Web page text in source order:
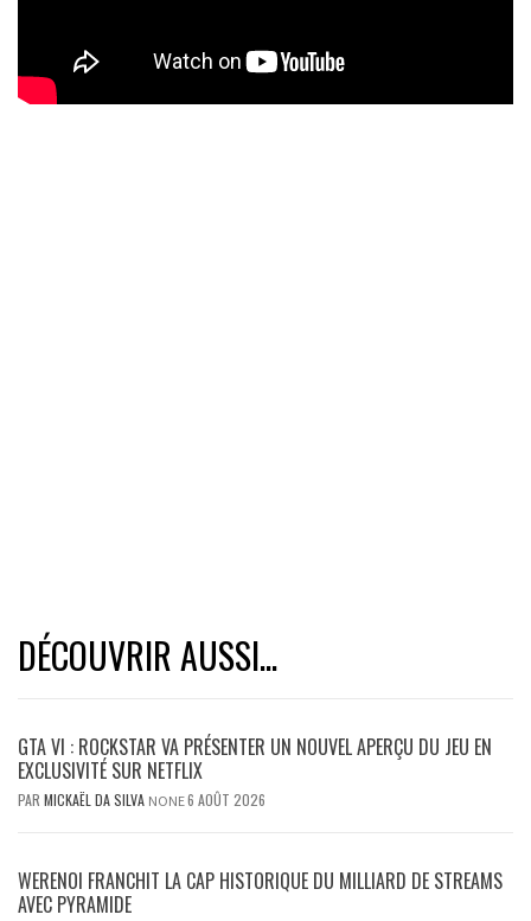
DÉCOUVRIR AUSSI...
GTA VI : ROCKSTAR VA PRÉSENTER UN NOUVEL APERÇU DU JEU EN
EXCLUSIVITÉ SUR NETFLIX
PAR MICKAËL DA SILVA NONE6 AOÛT 2026
WERENOI FRANCHIT LA CAP HISTORIQUE DU MILLIARD DE STREAMS
AVEC PYRAMIDE